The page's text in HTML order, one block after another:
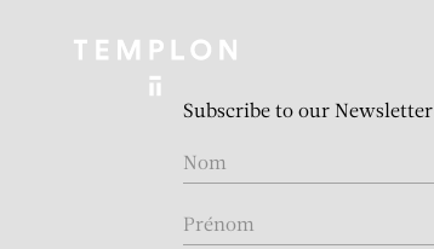
Subscribe to our Newsletter